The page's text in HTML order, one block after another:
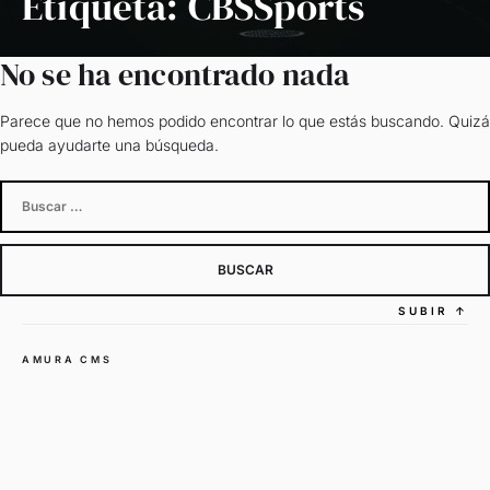
No se ha encontrado nada
Parece que no hemos podido encontrar lo que estás buscando. Quizá
pueda ayudarte una búsqueda.
SUBIR ↑
AMURA CMS